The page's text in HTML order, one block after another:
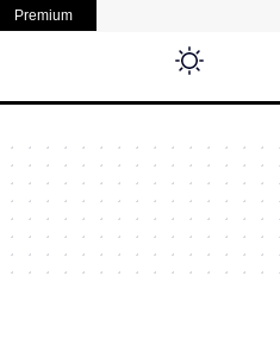
Premium